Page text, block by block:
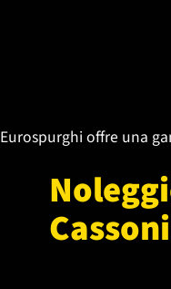
Eurospurghi offre una
Cassoni